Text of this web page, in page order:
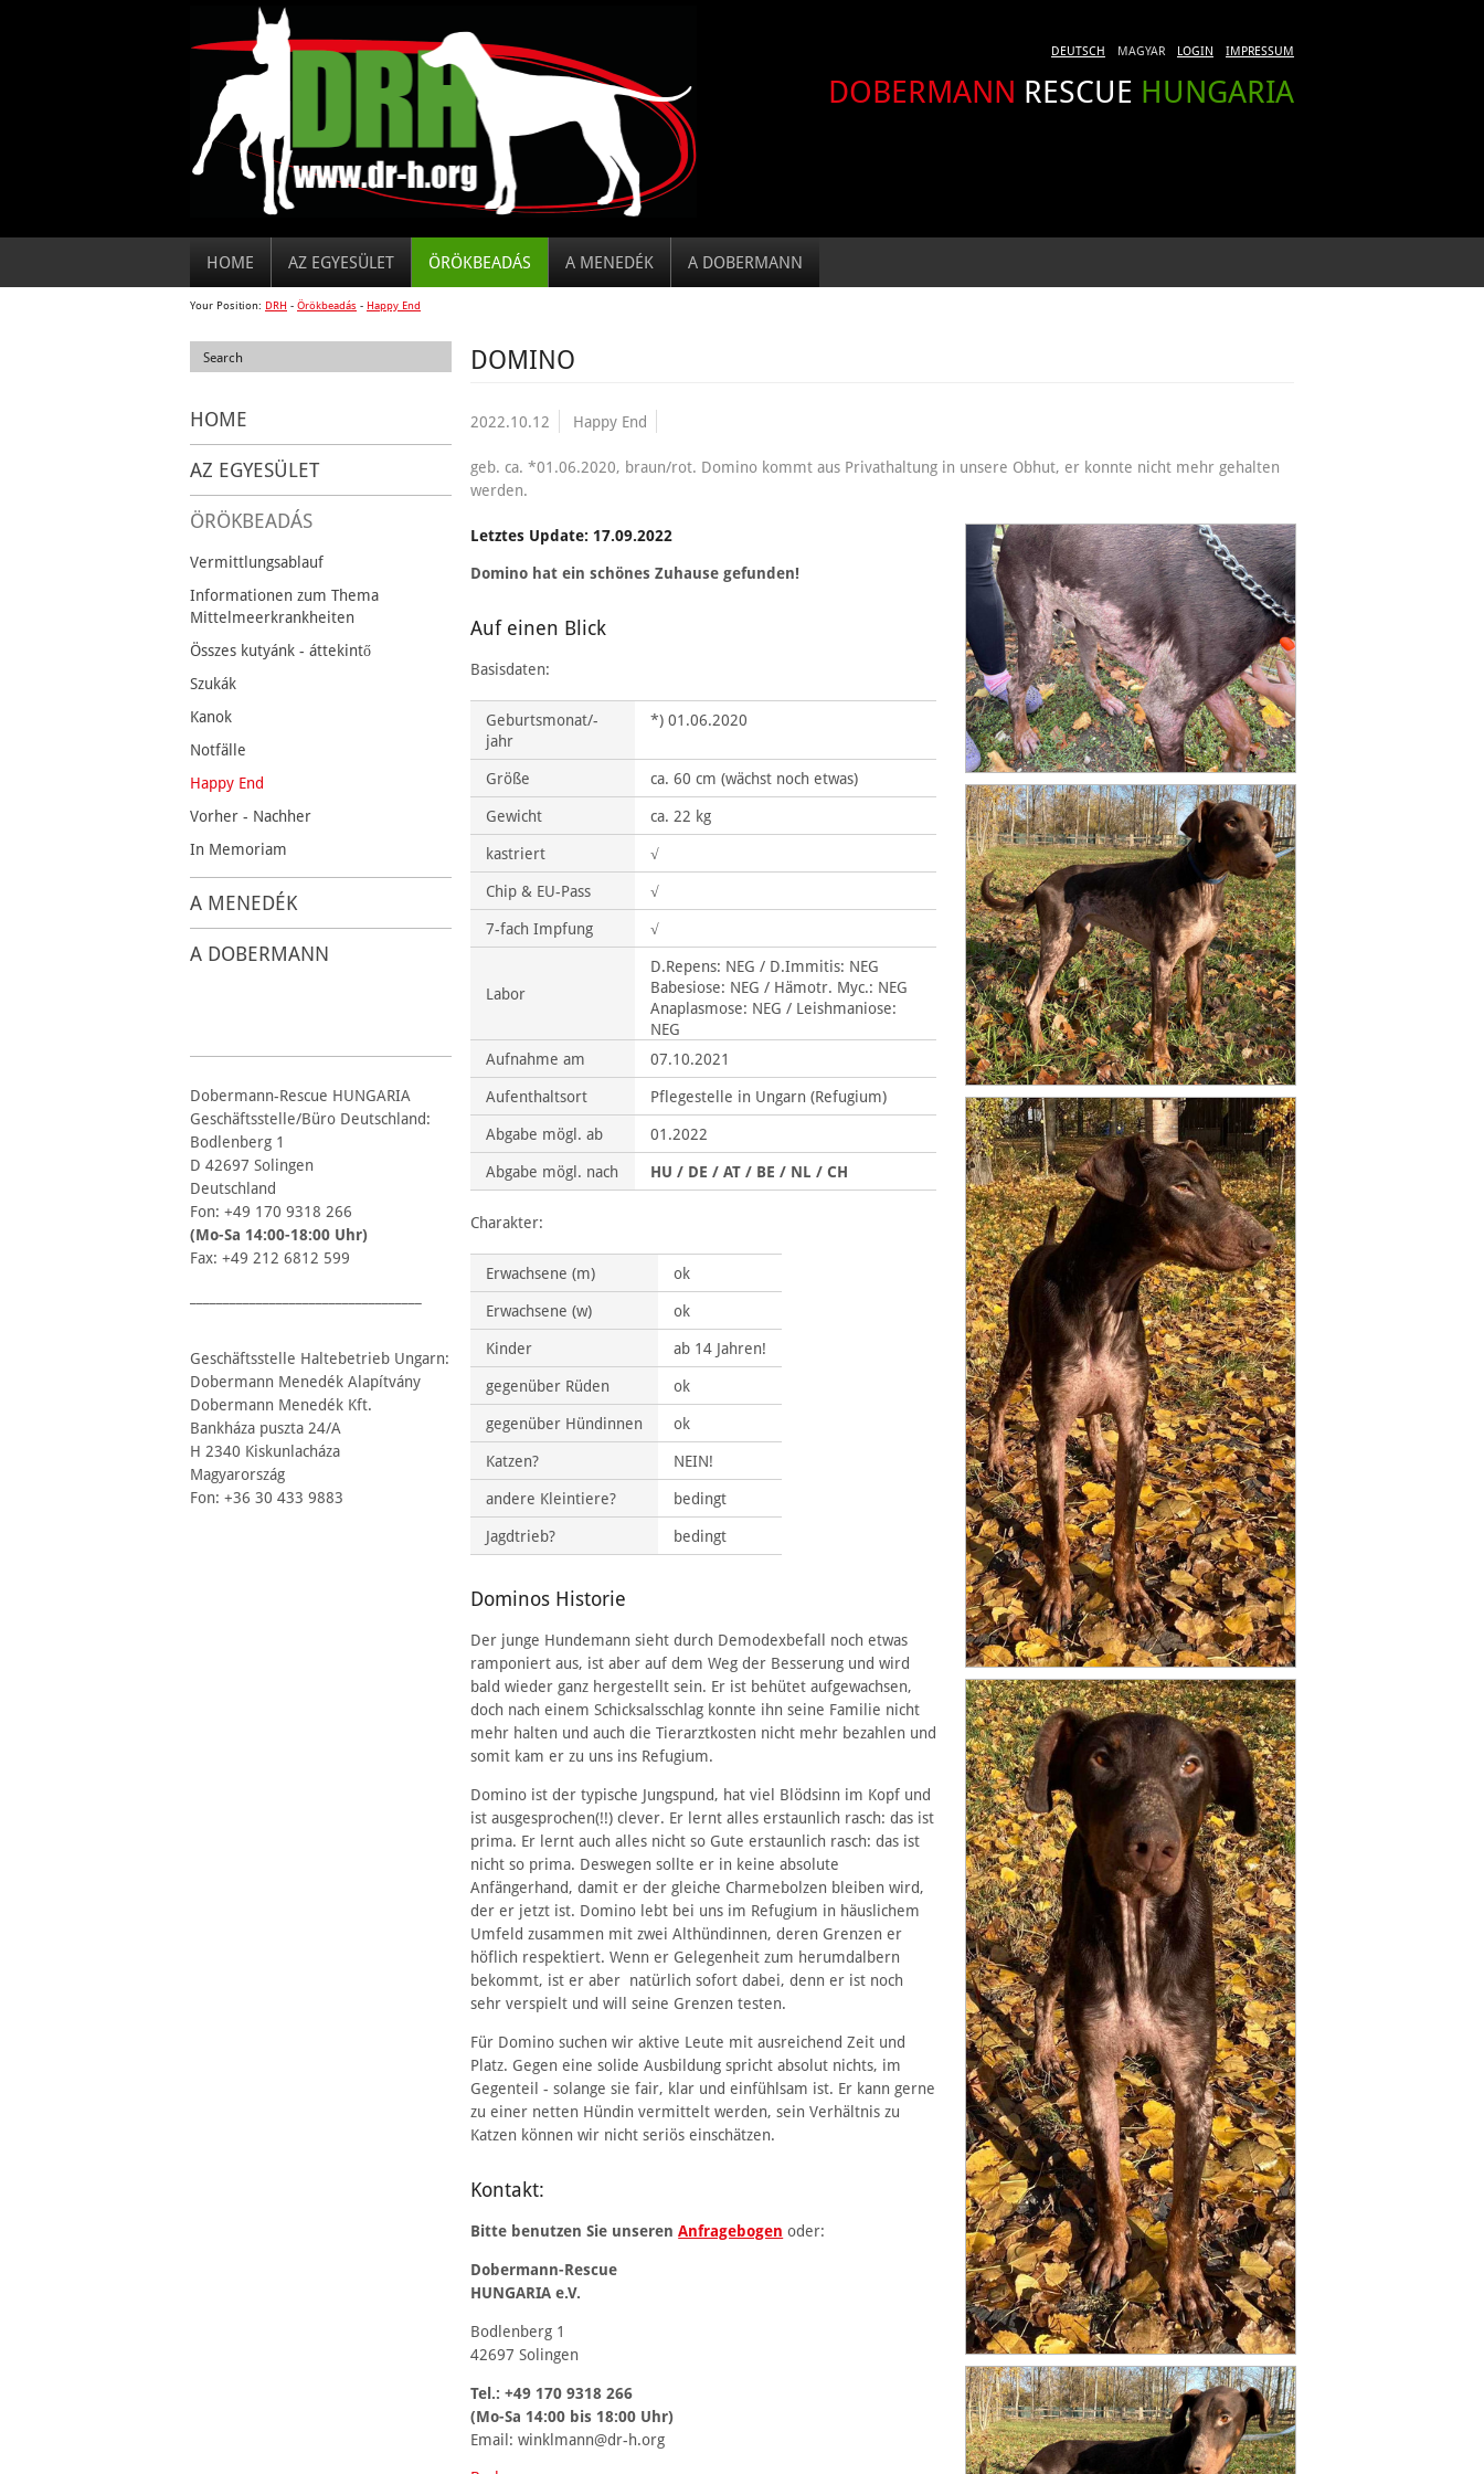
LOGIN IMPRESSUM
DEUTSCH MAGYAR
DOBERMANN RESCUE HUNGARIA
HOME AZ EGYESÜLET ÖRÖKBEADÁS A MENEDÉK A DOBERMANN
Your Position: DRH - Örökbeadás - Happy End
HOME
AZ EGYESÜLET
ÖRÖKBEADÁS
Vermittlungsablauf
Informationen zum Thema
Mittelmeerkrankheiten
Összes kutyánk - áttekintő
Szukák
Kanok
Notfälle
Happy End
Vorher - Nachher
In Memoriam
A MENEDÉK
A DOBERMANN
Dobermann-Rescue HUNGARIA
Geschäftsstelle/Büro Deutschland:
Bodlenberg 1
D 42697 Solingen
Deutschland
Fon: +49 170 9318 266
(Mo-Sa 14:00-18:00 Uhr)
Fax: +49 212 6812 599
Geschäftsstelle Haltebetrieb Ungarn:
Dobermann Menedék Alapítvány
Dobermann Menedék Kft.
Bankháza puszta 24/A
H 2340 Kiskunlacháza
Magyarország
Fon: +36 30 433 9883
DOMINO
2022.10.12 Happy End
geb. ca. *01.06.2020, braun/rot. Domino kommt aus Privathaltung in unsere Obhut, er konnte nicht mehr gehalten
werden.
Letztes Update: 17.09.2022
Domino hat ein schönes Zuhause gefunden!
Auf einen Blick
Basisdaten:
Geburtsmonat/-
jahr
*) 01.06.2020
Größe
ca. 60 cm (wächst noch etwas)
Gewicht
ca. 22 kg
kastriert
√
Chip & EU-Pass
√
7-fach Impfung
√
Labor
D.Repens: NEG / D.Immitis: NEG
Babesiose: NEG / Hämotr. Myc.: NEG
Anaplasmose: NEG / Leishmaniose:
NEG
Aufnahme am
07.10.2021
Aufenthaltsort
Pflegestelle in Ungarn (Refugium)
Abgabe mögl. ab
01.2022
Abgabe mögl. nach
HU / DE / AT / BE / NL / CH
Charakter:
Erwachsene (m)
ok
Erwachsene (w)
ok
Kinder
ab 14 Jahren!
gegenüber Rüden
ok
gegenüber Hündinnen
ok
Katzen?
NEIN!
andere Kleintiere?
bedingt
Jagdtrieb?
bedingt
Dominos Historie
Der junge Hundemann sieht durch Demodexbefall noch etwas
ramponiert aus, ist aber auf dem Weg der Besserung und wird
bald wieder ganz hergestellt sein. Er ist behütet aufgewachsen,
doch nach einem Schicksalsschlag konnte ihn seine Familie nicht
mehr halten und auch die Tierarztkosten nicht mehr bezahlen und
somit kam er zu uns ins Refugium.
Domino ist der typische Jungspund, hat viel Blödsinn im Kopf und
ist ausgesprochen(!!) clever. Er lernt alles erstaunlich rasch: das ist
prima. Er lernt auch alles nicht so Gute erstaunlich rasch: das ist
nicht so prima. Deswegen sollte er in keine absolute
Anfängerhand, damit er der gleiche Charmebolzen bleiben wird,
der er jetzt ist. Domino lebt bei uns im Refugium in häuslichem
Umfeld zusammen mit zwei Althündinnen, deren Grenzen er
höflich respektiert. Wenn er Gelegenheit zum herumdalbern
bekommt, ist er aber natürlich sofort dabei, denn er ist noch
sehr verspielt und will seine Grenzen testen.
Für Domino suchen wir aktive Leute mit ausreichend Zeit und
Platz. Gegen eine solide Ausbildung spricht absolut nichts, im
Gegenteil - solange sie fair, klar und einfühlsam ist. Er kann gerne
zu einer netten Hündin vermittelt werden, sein Verhältnis zu
Katzen können wir nicht seriös einschätzen.
Kontakt:
Bitte benutzen Sie unserenAnfragebogen oder:
Dobermann-Rescue
HUNGARIA e.V.
Bodlenberg 1
42697 Solingen
Tel.: +49 170 9318 266
(Mo-Sa 14:00 bis 18:00 Uhr)
Email: winklmann@dr-h.org